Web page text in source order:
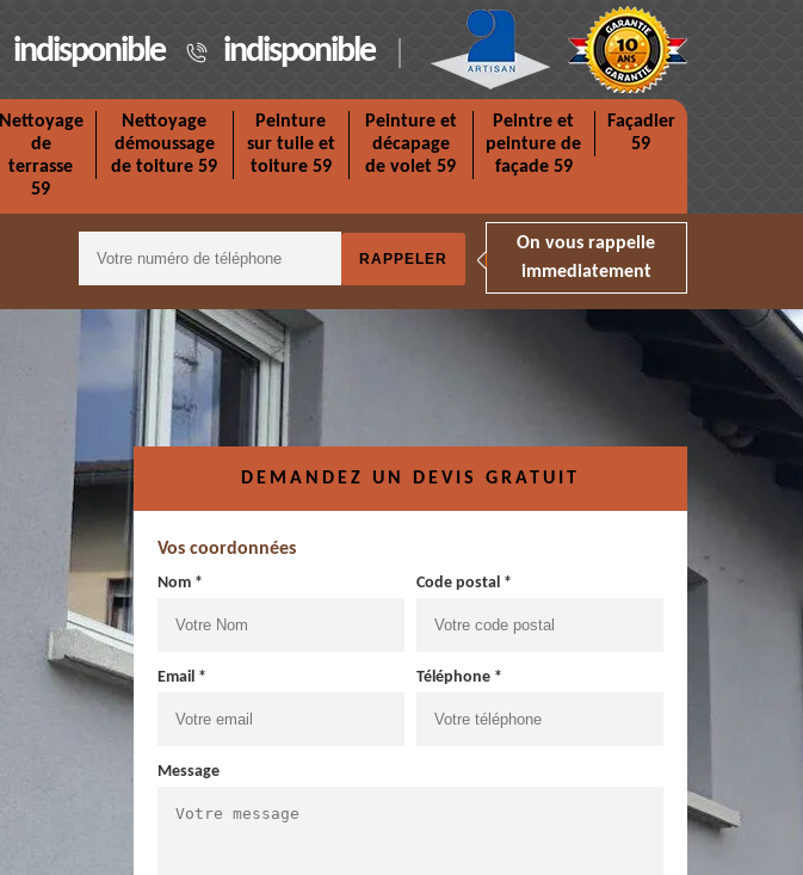
indisponible indisponible
Nettoyage
de
terrasse
59
Nettoyage
démoussage
de toiture 59
Peinture
sur tuile et
toiture 59
Peinture et
décapage
de volet 59
Peintre et
peinture de
façade 59
Façadier
59
On vous rappelle
immediatement
DEMANDEZ UN DEVIS GRATUIT
Vos coordonnées
Nom * Code postal *
Email * Téléphone *
Message